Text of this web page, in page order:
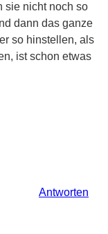
sie nicht noch so
dann das ganze
so hinstellen, als
ist schon etwas
Antworten